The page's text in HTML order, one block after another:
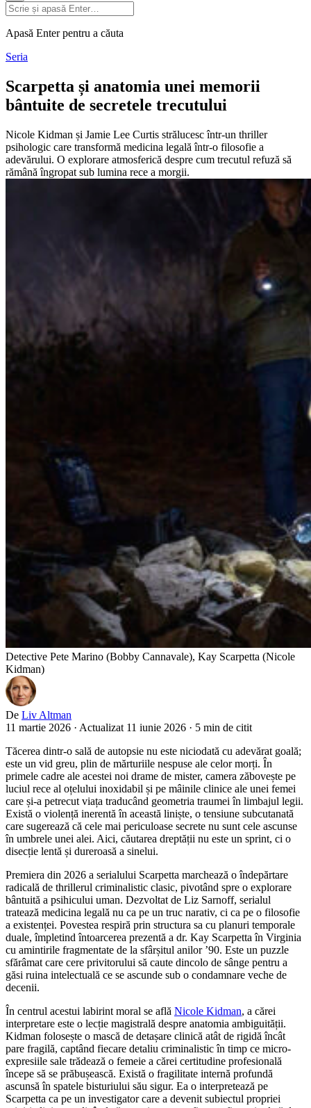
Apasă Enter pentru a căuta
Seria
Scarpetta și anatomia unei memorii
bântuite de secretele trecutului
Nicole Kidman și Jamie Lee Curtis strălucesc într-un thriller
psihologic care transformă medicina legală într-o filosofie a
adevărului. O explorare atmosferică despre cum trecutul refuză să
rămână îngropat sub lumina rece a morgii.
Detective Pete Marino (Bobby Cannavale), Kay Scarpetta (Nicole
Kidman)
De Liv Altman
11 martie 2026 · Actualizat 11 iunie 2026 · 5 min de citit
Tăcerea dintr-o sală de autopsie nu este niciodată cu adevărat goală;
este un vid greu, plin de mărturiile nespuse ale celor morți. În
primele cadre ale acestei noi drame de mister, camera zăbovește pe
luciul rece al oțelului inoxidabil și pe mâinile clinice ale unei femei
care și-a petrecut viața traducând geometria traumei în limbajul legii.
Există o violență inerentă în această liniște, o tensiune subcutanată
care sugerează că cele mai periculoase secrete nu sunt cele ascunse
în umbrele unei alei. Aici, căutarea dreptății nu este un sprint, ci o
disecție lentă și dureroasă a sinelui.
Premiera din 2026 a serialului Scarpetta marchează o îndepărtare
radicală de thrillerul criminalistic clasic, pivotând spre o explorare
bântuită a psihicului uman. Dezvoltat de Liz Sarnoff, serialul
tratează medicina legală nu ca pe un truc narativ, ci ca pe o filosofie
a existenței. Povestea respiră prin structura sa cu planuri temporale
duale, împletind întoarcerea prezentă a dr. Kay Scarpetta în Virginia
cu amintirile fragmentate de la sfârșitul anilor ’90. Este un puzzle
sfărâmat care cere privitorului să caute dincolo de sânge pentru a
găsi ruina intelectuală ce se ascunde sub o condamnare veche de
decenii.
În centrul acestui labirint moral se află Nicole Kidman, a cărei
interpretare este o lecție magistrală despre anatomia ambiguității.
Kidman folosește o mască de detașare clinică atât de rigidă încât
pare fragilă, captând fiecare detaliu criminalistic în timp ce micro-
expresiile sale trădează o femeie a cărei certitudine profesională
începe să se prăbușească. Există o fragilitate internă profundă
ascunsă în spatele bisturiului său sigur. Ea o interpretează pe
Scarpetta ca pe un investigator care a devenit subiectul propriei